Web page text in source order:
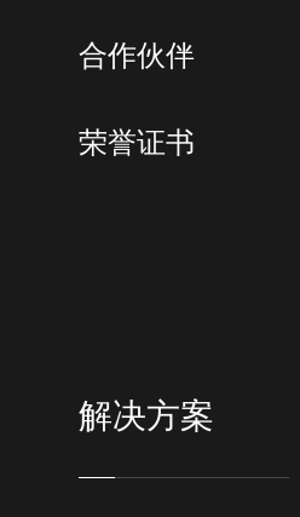
合作伙伴
荣誉证书
解决方案